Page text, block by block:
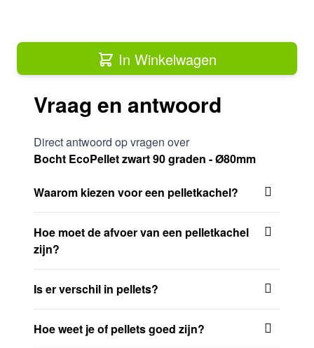
In Winkelwagen
Vraag en antwoord
Direct antwoord op vragen over
Bocht EcoPellet zwart 90 graden - Ø80mm
Waarom kiezen voor een pelletkachel?
Hoe moet de afvoer van een pelletkachel
zijn?
Is er verschil in pellets?
Hoe weet je of pellets goed zijn?